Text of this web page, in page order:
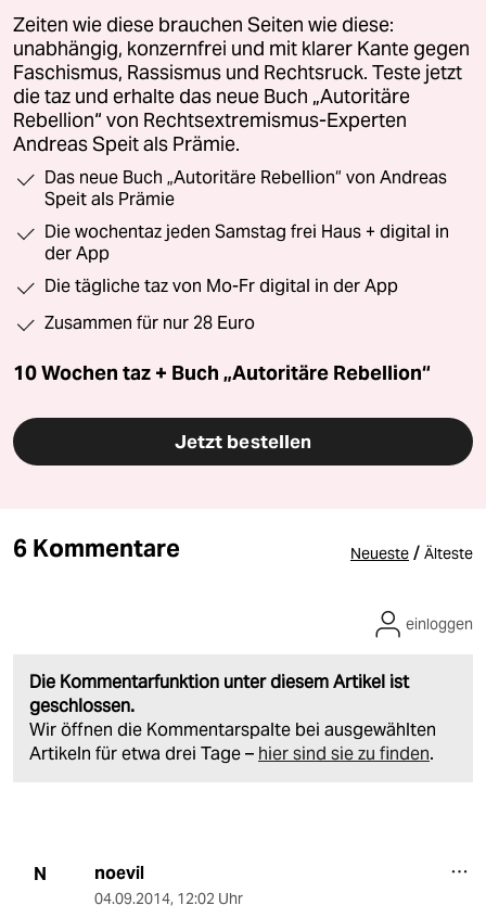
Zeiten wie diese brauchen Seiten wie diese:
unabhängig, konzernfrei und mit klarer Kante gegen
Faschismus, Rassismus und Rechtsruck. Teste jetzt
die taz und erhalte das neue Buch „Autoritäre
Rebellion“ von Rechtsextremismus-Experten
Andreas Speit als Prämie.
Das neue Buch „Autoritäre Rebellion“ von Andreas
Speit als Prämie
Die wochentaz jeden Samstag frei Haus + digital in
der App
Die tägliche taz von Mo-Fr digital in der App
Zusammen für nur 28 Euro
10 Wochen taz + Buch „Autoritäre Rebellion“
Jetzt bestellen
6 Kommentare Neueste / Älteste
Die Kommentarfunktion unter diesem Artikel ist
geschlossen.
Wir öffnen die Kommentarspalte bei ausgewählten
Artikeln für etwa drei Tage – hier sind sie zu finden.
einloggen
N noevil
04.09.2014, 12:02 Uhr